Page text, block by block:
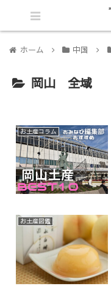
ホーム 中国
岡山 全域
お土産コラム
お土産図鑑